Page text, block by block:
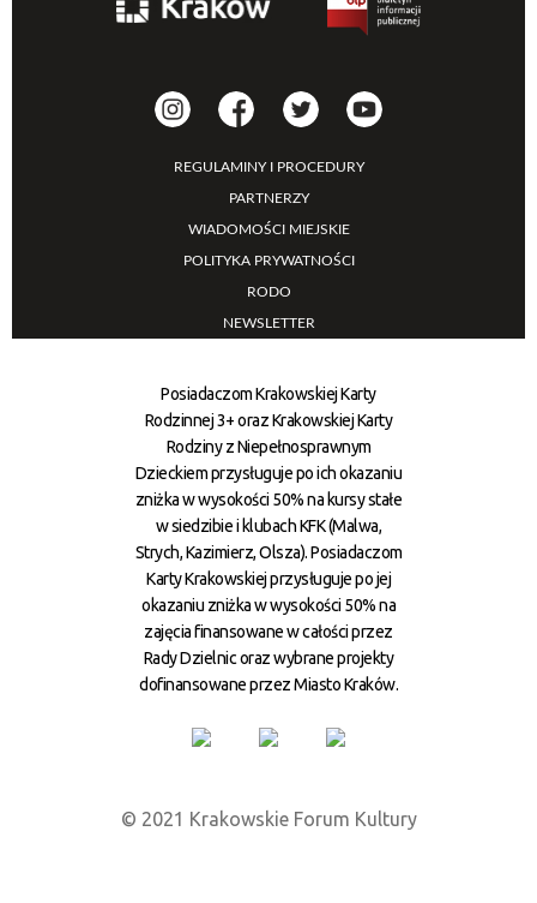
REGULAMINY I PROCEDURY
PARTNERZY
WIADOMOŚCI MIEJSKIE
POLITYKA PRYWATNOŚCI
RODO
NEWSLETTER
Posiadaczom Krakowskiej Karty
Rodzinnej 3+ oraz Krakowskiej Karty
Rodziny z Niepełnosprawnym
Dzieckiem przysługuje po ich okazaniu
zniżka w wysokości 50% na kursy stałe
w siedzibie i klubach KFK (Malwa,
Strych, Kazimierz, Olsza). Posiadaczom
Karty Krakowskiej przysługuje po jej
okazaniu zniżka w wysokości 50% na
zajęcia finansowane w całości przez
Rady Dzielnic oraz wybrane projekty
dofinansowane przez Miasto Kraków.
© 2021 Krakowskie Forum Kultury